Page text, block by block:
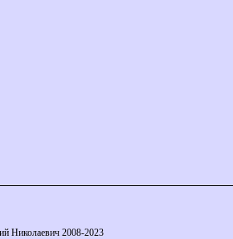
Николаевич 2008-2023